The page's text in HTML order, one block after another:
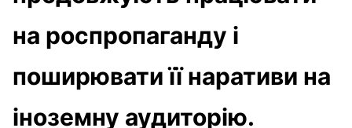
на роспропаганду і
поширювати її наративи на
іноземну аудиторію.